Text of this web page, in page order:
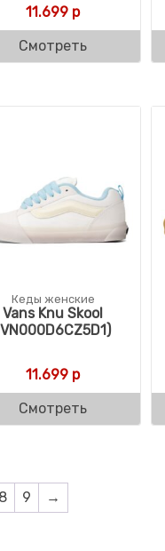
составляла 11.699 р.
8.199 р.
11.699 р
Смотреть
Кеды женские
Vans Knu Skool
11.699 р
Смотреть
8 9 →